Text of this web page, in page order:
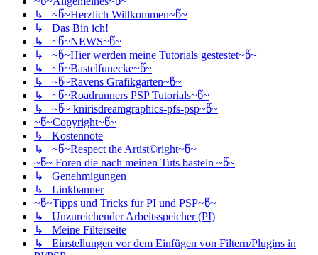
↳ ~წ~Herzlich Willkommen~წ~
↳ Das Bin ich!
↳ ~წ~NEWS~წ~
↳ ~წ~Hier werden meine Tutorials gestestet~წ~
↳ ~წ~Bastelfunecke~წ~
↳ ~წ~Ravens Grafikgarten~წ~
↳ ~წ~Roadrunners PSP Tutorials~წ~
↳ ~წ~ knirisdreamgraphics-pfs-psp~წ~
~წ~Copyright~წ~
↳ Kostennote
↳ ~წ~Respect the Artist©right~წ~
~წ~ Foren die nach meinen Tuts basteln ~წ~
↳ Genehmigungen
↳ Linkbanner
~წ~Tipps und Tricks für PI und PSP~წ~
↳ Unzureichender Arbeitsspeicher (PI)
↳ Meine Filterseite
↳ Einstellungen vor dem Einfügen von Filtern/Plugins in